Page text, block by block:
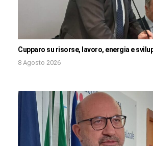
Cupparo su risorse, lavoro, energia e
8 Agosto 2026